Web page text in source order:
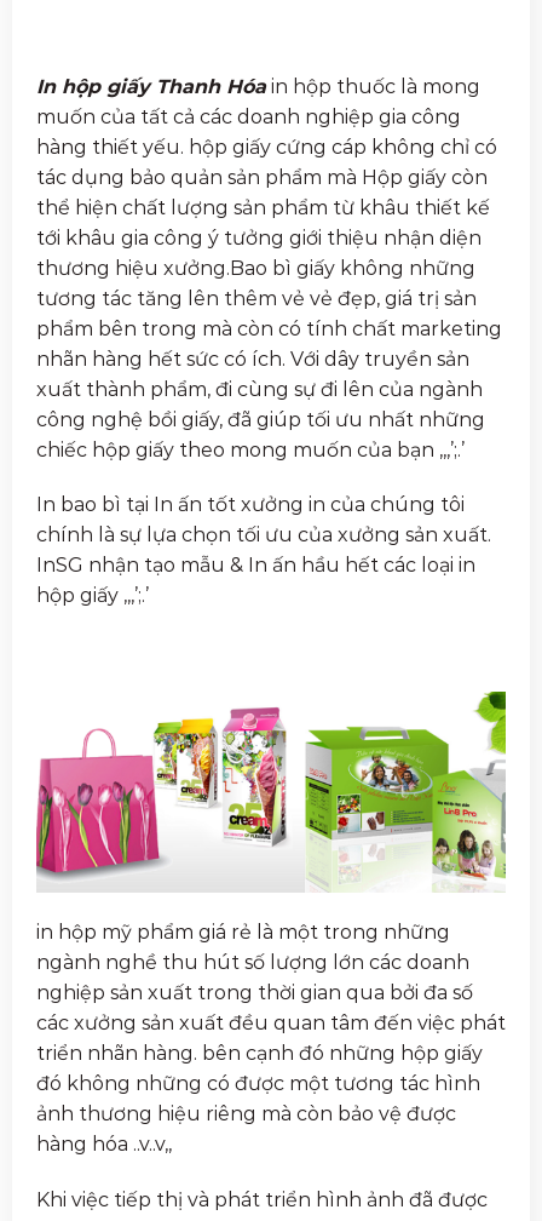
In hộp giấy Thanh Hóain hộp thuốc là mong
muốn của tất cả các doanh nghiệp gia công
hàng thiết yếu. hộp giấy cứng cáp không chỉ có
tác dụng bảo quản sản phẩm mà Hộp giấy còn
thể hiện chất lượng sản phẩm từ khâu thiết kế
tới khâu gia công ý tưởng giới thiệu nhận diện
thương hiệu xưởng.Bao bì giấy không những
tương tác tăng lên thêm vẻ vẻ đẹp, giá trị sản
phẩm bên trong mà còn có tính chất marketing
nhãn hàng hết sức có ích. Với dây truyền sản
xuất thành phẩm, đi cùng sự đi lên của ngành
công nghệ bồi giấy, đã giúp tối ưu nhất những
chiếc hộp giấy theo mong muốn của bạn ,,,’;.’
In bao bì tại In ấn tốt xưởng in của chúng tôi
chính là sự lựa chọn tối ưu của xưởng sản xuất.
InSG nhận tạo mẫu & In ấn hầu hết các loại in
hộp giấy ,,,’;.’
in hộp mỹ phẩm giá rẻ là một trong những
ngành nghề thu hút số lượng lớn các doanh
nghiệp sản xuất trong thời gian qua bởi đa số
các xưởng sản xuất đều quan tâm đến việc phát
triển nhãn hàng. bên cạnh đó những hộp giấy
đó không những có được một tương tác hình
ảnh thương hiệu riêng mà còn bảo vệ được
hàng hóa ..v..v,,
Khi việc tiếp thị và phát triển hình ảnh đã được